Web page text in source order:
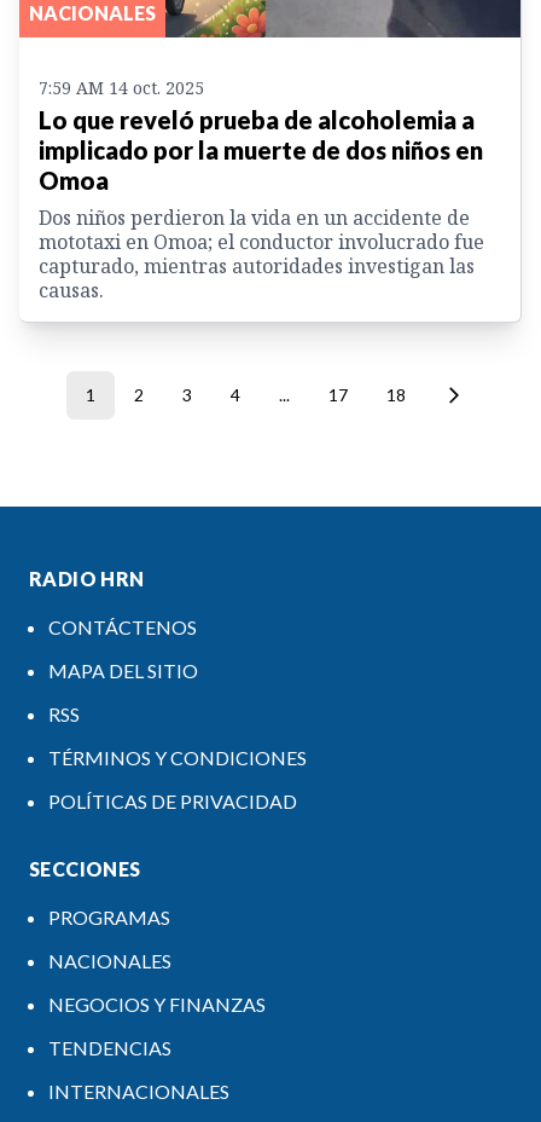
NACIONALES
7:59 AM 14 oct. 2025
Lo que reveló prueba de alcoholemia a
implicado por la muerte de dos niños en
Omoa
Dos niños perdieron la vida en un accidente de
mototaxi en Omoa; el conductor involucrado fue
capturado, mientras autoridades investigan las
causas.
1 2 3 4 ... 17 18
RADIO HRN
CONTÁCTENOS
MAPA DEL SITIO
RSS
TÉRMINOS Y CONDICIONES
POLÍTICAS DE PRIVACIDAD
SECCIONES
PROGRAMAS
NACIONALES
NEGOCIOS Y FINANZAS
TENDENCIAS
INTERNACIONALES